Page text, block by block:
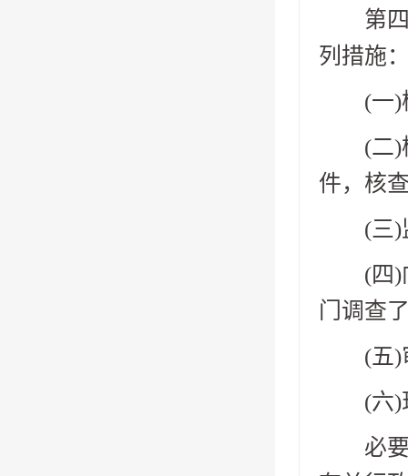
第四
列措施
(一)检
(二)检
件，核
(三)监
(四)向
门调查
(五)审
(六)现
必要